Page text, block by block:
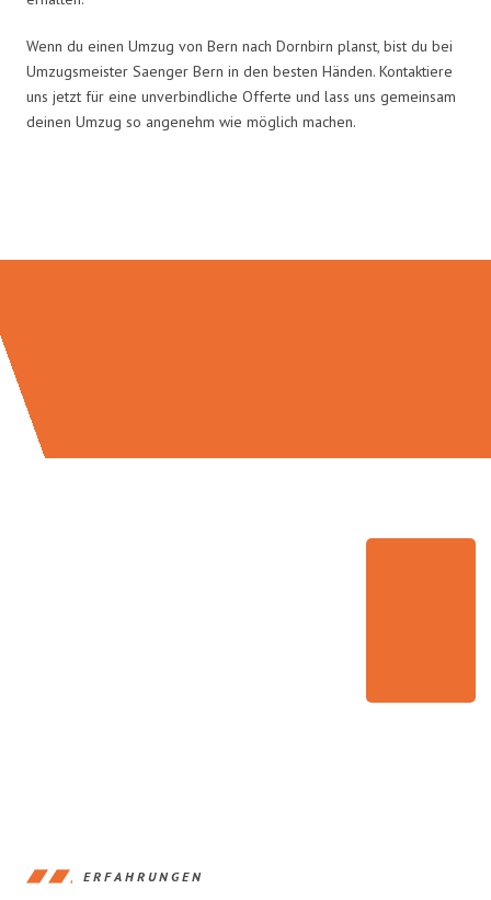
Wenn du einen Umzug von Bern nach Dornbirn planst, bist du bei
Umzugsmeister Saenger Bern in den besten Händen. Kontaktiere
uns jetzt für eine unverbindliche Offerte und lass uns gemeinsam
deinen Umzug so angenehm wie möglich machen.
ERFAHRUNGEN